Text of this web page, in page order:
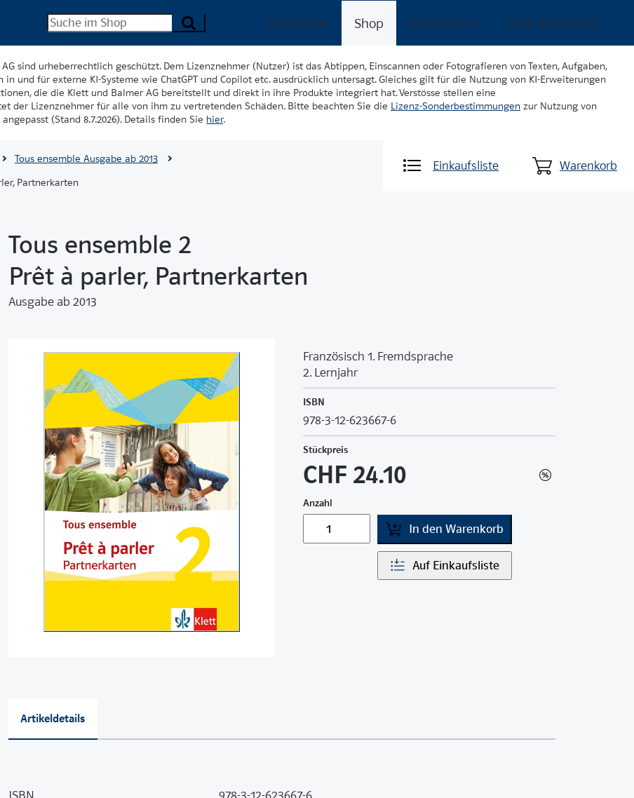
Lehrwerke Shop meinklett.ch Hilfe & Kontakt
sind urheberrechtlich geschützt. Dem Lizenznehmer (Nutzer) ist das Abtippen, Einscannen oder Fotografieren von Texten, Aufgaben,
und für externe KI-Systeme wie ChatGPT und Copilot etc. ausdrücklich untersagt. Gleiches gilt für die Nutzung von KI-Erweiterungen
die die Klett und Balmer AG bereitstellt und direkt in ihre Produkte integriert hat. Verstösse stellen eine
der Lizenznehmer für alle von ihm zu vertretenden Schäden. Bitte beachten Sie die Lizenz-Sonderbestimmungen zur Nutzung von
(Stand 8.7.2026). Details finden Sie hier.
Einkaufsliste Warenkorb
Tous ensemble Ausgabe ab 2013
Partnerkarten
Tous ensemble 2
Prêt à parler, Partnerkarten
Ausgabe ab 2013
Französisch 1. Fremdsprache
2. Lernjahr
ISBN
978-3-12-623667-6
Stückpreis
CHF 24.10
Anzahl
In den Warenkorb
Auf Einkaufsliste
Artikeldetails